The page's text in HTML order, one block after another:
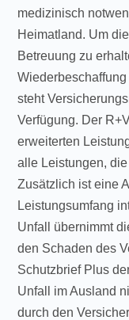
medizinisch
Heimatland. Um
Betreuung zu
steht
Verfügung. Der
erweiterten
alle Leistungen,
Zusätzlich ist eine
Leistungsumfang
Unfall übernimmt
den Schaden des
Schutzbrief Plus
Unfall im Ausland
durch den